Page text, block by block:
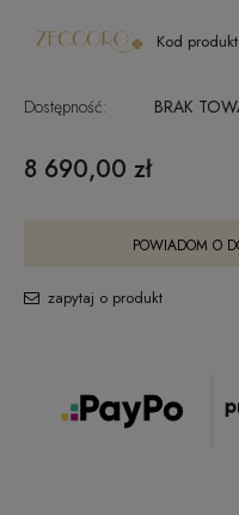
Kod
Dostępność: BRAK
8 690,00 zł
POWIADOM O
zapytaj o produkt